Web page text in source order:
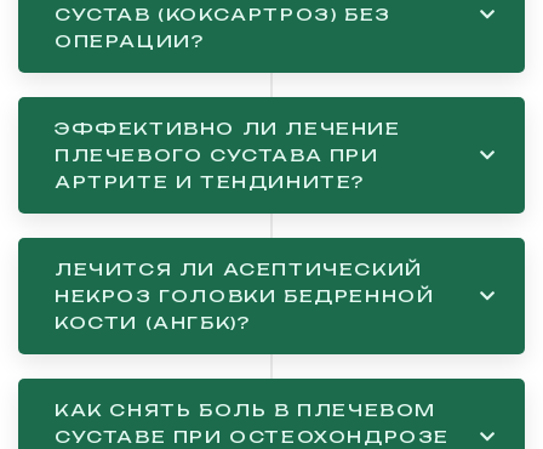
СУСТАВ (КОКСАРТРОЗ) БЕЗ
ОПЕРАЦИИ?
ЭФФЕКТИВНО ЛИ ЛЕЧЕНИЕ
ПЛЕЧЕВОГО СУСТАВА ПРИ
АРТРИТЕ И ТЕНДИНИТЕ?
ЛЕЧИТСЯ ЛИ АСЕПТИЧЕСКИЙ
НЕКРОЗ ГОЛОВКИ БЕДРЕННОЙ
КОСТИ (АНГБК)?
КАК СНЯТЬ БОЛЬ В ПЛЕЧЕВОМ
СУСТАВЕ ПРИ ОСТЕОХОНДРОЗЕ